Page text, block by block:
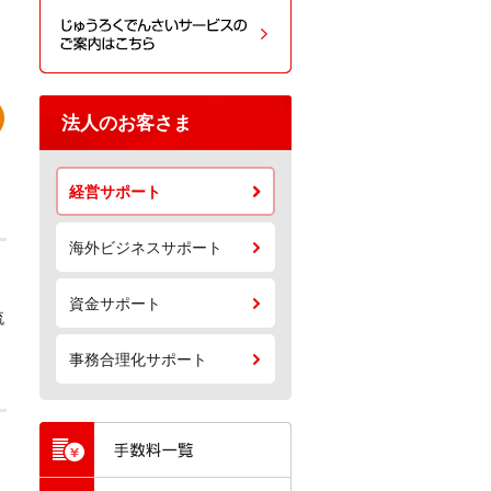
法人のお客さま
経営サポート
海外ビジネスサポート
資金サポート
事務合理化サポート